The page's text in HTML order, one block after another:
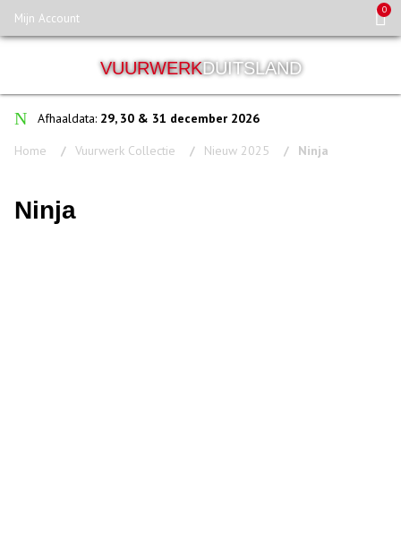
Mijn Account
0
VUURWERKDUITSLAND
Afhaaldata: 29, 30 & 31 december 2026
Home
Vuurwerk Collectie Nieuw 2025 Ninja
Ninja